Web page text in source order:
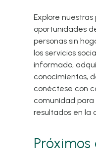
Explore
oportunidades
personas sin
los servicios
informado,
conocimientos,
conéctese con
comunidad
resultados en la
Próximos